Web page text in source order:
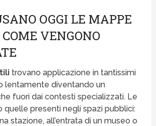
OGGI LE MAPPE
VENGONO
trovano applicazione in tantissimi
lentamente diventando un
fuori dai contesti specializzati. Le
quelle presenti negli spazi pubblici:
stazione, all’entrata di un museo o